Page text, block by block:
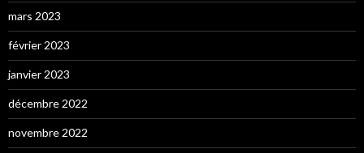
mars 2023
février 2023
janvier 2023
décembre 2022
novembre 2022